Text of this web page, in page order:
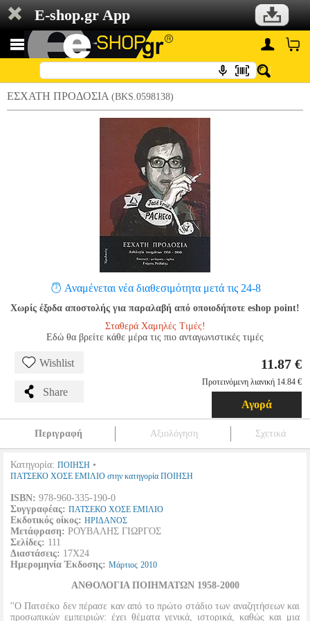
E-shop.gr App
ΕΣΧΑΤΗ ΠΡΟΔΟΣΙΑ (BKS.0598138)
Αναμένεται νέα διαθεσιμότητα μετά τις 24-8
Χωρίς έξοδα αποστολής για παραλαβή από οποιοδήποτε eshop point!
Σταθερά Χαμηλές Τιμές!
Εδώ θα βρείτε κάθε μέρα τις πιο ανταγωνιστικές τιμές
Wishlist
Share
11.87 €
Προτεινόμενη λιανική 14.84 €
Αγορά
Περιγραφή Αξιολόγηση Σχετικά
Κατηγορία: ΠΟΙΗΣΗ •
ΠΑΤΣΕΚΟ ΧΟΣΕ ΕΜΙΛΙΟ στην κατηγορία ΠΟΙΗΣΗ
ISBN: 978-960-335-190-0
Συγγραφέας: ΠΑΤΣΕΚΟ ΧΟΣΕ ΕΜΙΛΙΟ
Εκδοτικός οίκος: ΗΡΙΔΑΝΟΣ
Μετάφραση: ΡΟΥΒΑΛΗΣ ΓΙΩΡΓΟΣ
Σελίδες: 111
Διαστάσεις: 17Χ24
Ημερομηνία Έκδοσης: Μάρτιος 2010
ΑΝΘΟΛΟΓΙΑ ΠΟΙΗΜΑΤΩΝ 1958-2000
''Ο Πατσέκο δεν πέρασε καν από το πρώτο στάδιο των αναζητήσεων και
προσωπικών εμπειριών: έχει θέματα γενικά, ιστορικά, καθώς και μια